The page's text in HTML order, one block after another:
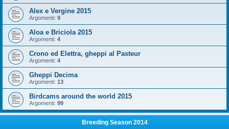
Alex e Vergine 2015
Argomenti: 9
Aloa e Briciola 2015
Argomenti: 4
Crono ed Elettra, gheppi al Pasteur
Argomenti: 4
Gheppi Decima
Argomenti: 13
Birdcams around the world 2015
Argomenti: 99
Breeding Season 2014